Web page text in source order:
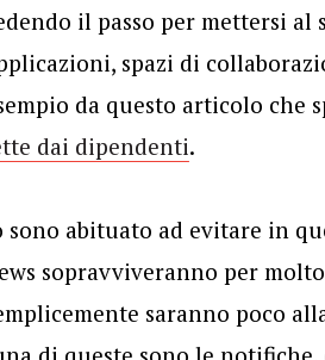
il passo per mettersi
spazi di
da questo articolo che
dai dipendenti.
sono abituato ad evitare in
sopravviveranno per
saranno poco